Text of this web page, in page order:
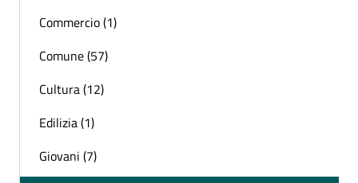
Commercio (1)
Comune (57)
Cultura (12)
Edilizia (1)
Giovani (7)